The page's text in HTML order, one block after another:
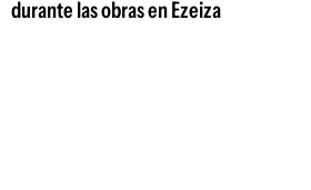
durante las obras en Ezeiza